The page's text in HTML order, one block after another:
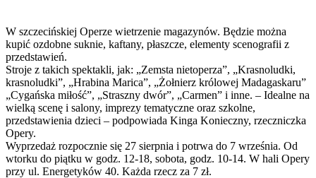
W szczecińskiej Operze wietrzenie magazynów. Będzie można
kupić ozdobne suknie, kaftany, płaszcze, elementy scenografii z
przedstawień.
Stroje z takich spektakli, jak: „Zemsta nietoperza”, „Krasnoludki,
krasnoludki”, „Hrabina Marica”, „Żołnierz królowej Madagaskaru”
„Cygańska miłość”, „Straszny dwór”, „Carmen” i inne. – Idealne na
wielką scenę i salony, imprezy tematyczne oraz szkolne,
przedstawienia dzieci – podpowiada Kinga Konieczny, rzeczniczka
Opery.
Wyprzedaż rozpocznie się 27 sierpnia i potrwa do 7 września. Od
wtorku do piątku w godz. 12-18, sobota, godz. 10-14. W hali Opery
przy ul. Energetyków 40. Każda rzecz za 7 zł.